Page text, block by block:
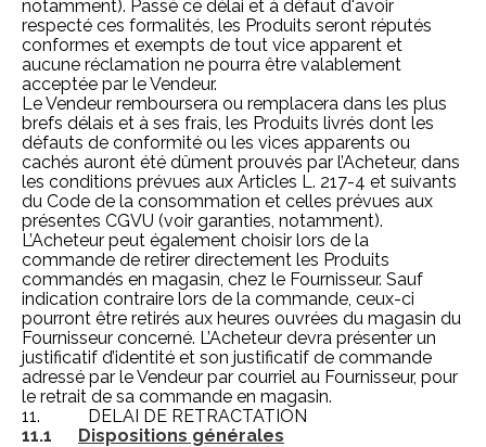
notamment). Passé ce délai et à défaut d'avoir
respecté ces formalités, les Produits seront réputés
conformes et exempts de tout vice apparent et
aucune réclamation ne pourra être valablement
acceptée par le Vendeur.
Le Vendeur remboursera ou remplacera dans les plus
brefs délais et à ses frais, les Produits livrés dont les
défauts de conformité ou les vices apparents ou
cachés auront été dûment prouvés par l’Acheteur, dans
les conditions prévues aux Articles L. 217-4 et suivants
du Code de la consommation et celles prévues aux
présentes CGVU (voir garanties, notamment).
L’Acheteur peut également choisir lors de la
commande de retirer directement les Produits
commandés en magasin, chez le Fournisseur. Sauf
indication contraire lors de la commande, ceux-ci
pourront être retirés aux heures ouvrées du magasin du
Fournisseur concerné. L’Acheteur devra présenter un
justificatif d’identité et son justificatif de commande
adressé par le Vendeur par courriel au Fournisseur, pour
le retrait de sa commande en magasin.
11. DELAI DE RETRACTATION
11.1 Dispositions générales